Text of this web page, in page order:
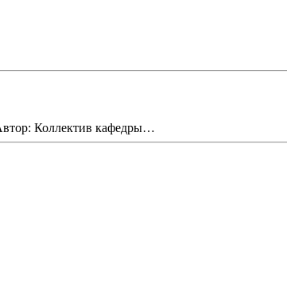
Коллектив кафедры…